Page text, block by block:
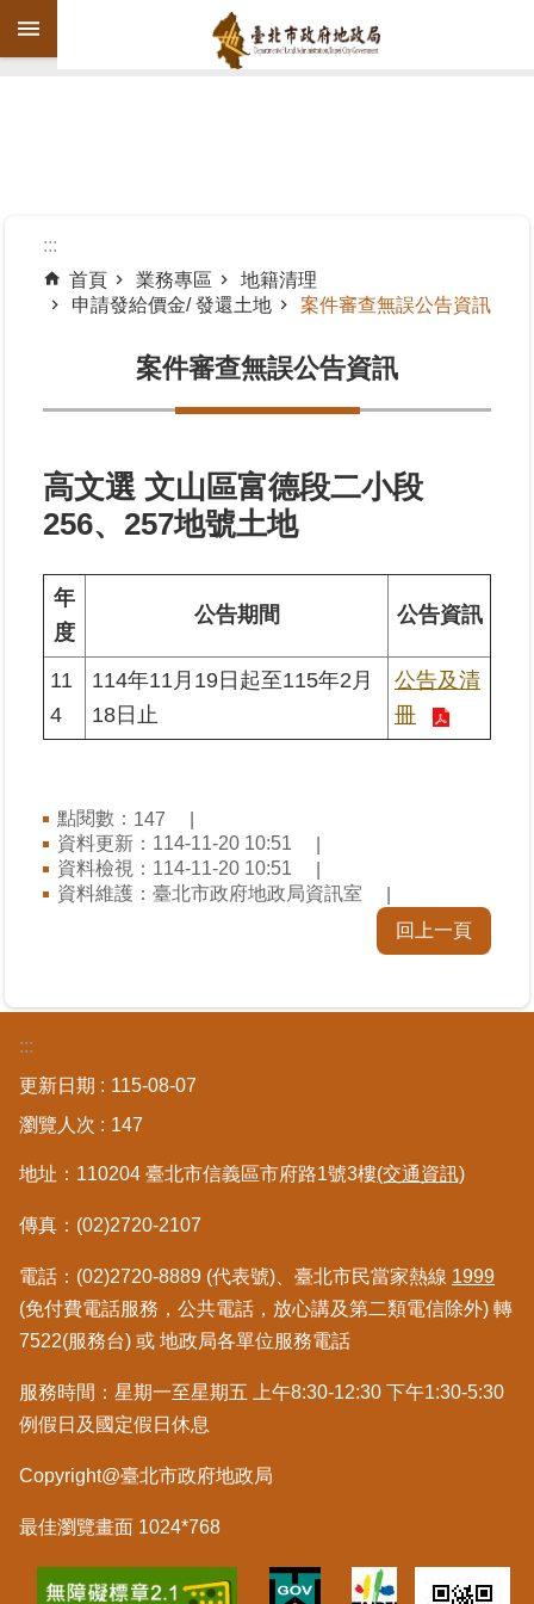
跳到主要內容區塊
機
告
資
訊
業
務
專
區
詢
網
路
業
區
合
訊
熱
門
關
字
都
地
資
:::
首頁
業務專區
地籍清理
申請發給價金/ 發還土地
案件審查無誤公告資訊
案件審查無誤公告資訊
高文選 文山區富德段二小段
256、257地號土地
年
度
公告期間 公告資訊
11
4
114年11月19日起至115年2月
18日止
公告及清
冊
點閱數： 147
資料更新：114-11-20 10:51
資料檢視：114-11-20 10:51
資料維護：臺北市政府地政局資訊室
回上一頁
:::
更新日期
115-08-07
瀏覽人次
147
地址：110204 臺北市信義區市府路1號3樓(交通資訊)
傳真：(02)2720-2107
電話：(02)2720-8889 (代表號)、臺北市民當家熱線 1999
(免付費電話服務，公共電話，放心講及第二類電信除外) 轉
7522(服務台) 或 地政局各單位服務電話
服務時間：星期一至星期五 上午8:30-12:30 下午1:30-5:30
例假日及國定假日休息
Copyright@臺北市政府地政局
最佳瀏覽畫面 1024*768